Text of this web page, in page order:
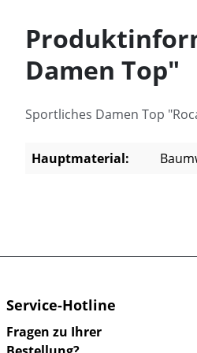
Damen Top"
Sportliches Damen Top
Hauptmaterial:
Service-Hotline
Fragen zu Ihrer